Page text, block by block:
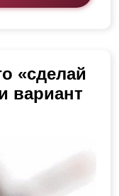
«сделай
вариант